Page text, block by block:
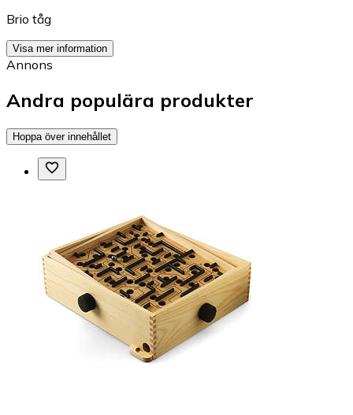
Brio tåg
Visa mer information
Annons
Andra populära produkter
Hoppa över innehållet